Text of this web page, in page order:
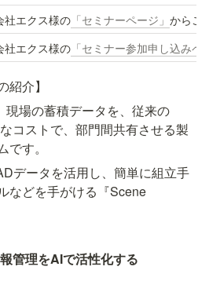
社エクス様の 「セミナーページ」 からご
社エクス様の 「セミナー参加申し込みペ
紹介】
現場の蓄積データを、従来の
コストで、部門間共有させる製
す。
データを活用し、簡単に組立手
などを手がける『Scene
管理をAIで活性化する